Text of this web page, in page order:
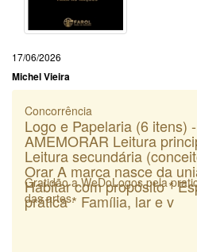
17/06/2026
Michel Vieira
Concorrência
Logo e Papelaria (6 itens)
AMEMORAR Leitura
Leitura secundária
Orar A marca nasce da
Habitar com propósito *
prática * Família, lar e v
Gratidão a WeDoLogos pela
das artes.